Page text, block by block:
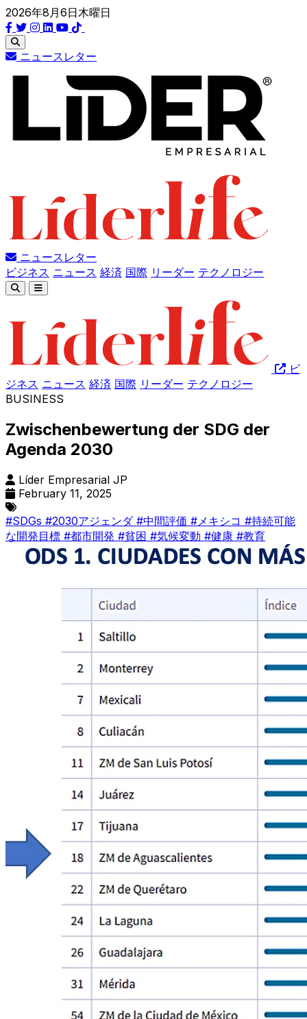
2026年8月6日木曜日
ニュースレター
ニュースレター
ビジネス ニュース 経済 国際 リーダー テクノロジー
ビ
ジネス ニュース 経済 国際 リーダー テクノロジー
BUSINESS
Zwischenbewertung der SDG der
Agenda 2030
Líder Empresarial JP
February 11, 2025
#SDGs #2030アジェンダ #中間評価 #メキシコ #持続可能
な開発目標 #都市開発 #貧困 #気候変動 #健康 #教育